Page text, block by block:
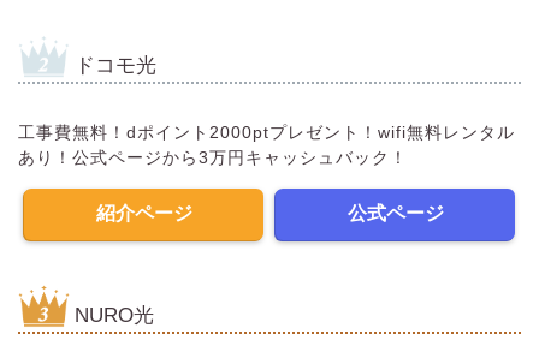
ドコモ光
工事費無料！dポイント2000ptプレゼント！wifi無料レンタル
あり！公式ページから3万円キャッシュバック！
紹介ページ 公式ページ
NURO光